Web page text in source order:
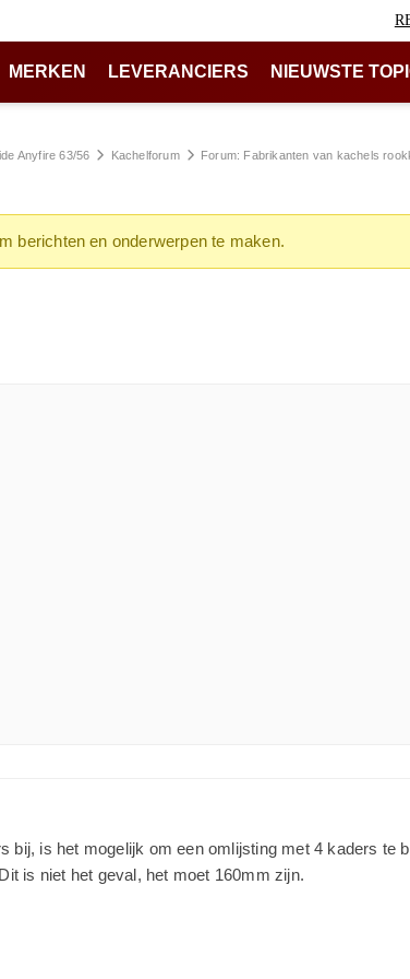
MERKEN LEVERANCIERS NIEUWSTE
Anyfire 63/56 Kachelforum Forum: Fabrikanten van kachels
berichten en onderwerpen te maken.
is het mogelijk om een omlijsting met 4 kaders te
is niet het geval, het moet 160mm zijn.